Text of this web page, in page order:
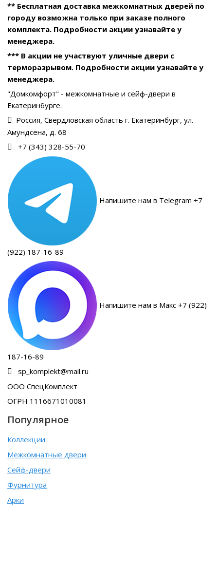
** Бесплатная доставка межкомнатных дверей по
городу возможна только при заказе полного
комплекта. Подробности акции узнавайте у
менеджера.
*** В акции не участвуют уличные двери с
терморазрывом. Подробности акции узнавайте у
менеджера.
"Домкомфорт" - межкомнатные и сейф-двери в
Екатеринбурге.
Россия, Свердловская область г. Екатеринбург, ул.
Амундсена, д. 68
+7 (343) 328-55-70
Напишите нам в Telegram +7
(922) 187-16-89
Напишите нам в Макс +7 (922)
187-16-89
sp_komplekt@mail.ru
ООО СпецКомплект
ОГРН 1116671010081
Популярное
Коллекции
Межкомнатные двери
Сейф-двери
Фурнитура
Арки